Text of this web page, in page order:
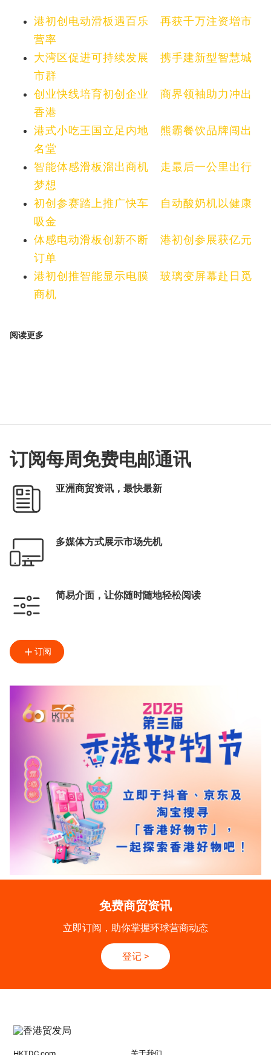
港初创电动滑板遇百乐 再获千万注资增市
营率
大湾区促进可持续发展 携手建新型智慧城
市群
创业快线培育初创企业 商界领袖助力冲出
香港
港式小吃王国立足内地 熊霸餐饮品牌闯出
名堂
智能体感滑板溜出商机 走最后一公里出行
梦想
初创参赛踏上推广快车 自动酸奶机以健康
吸金
体感电动滑板创新不断 港初创参展获亿元
订单
港初创推智能显示电膜 玻璃变屏幕赴日觅
商机
阅读更多
订阅每周免费电邮通讯
亚洲商贸资讯，最快最新
多媒体方式展示市场先机
简易介面，让你随时随地轻松阅读
订阅
免费商贸资讯
立即订阅，助你掌握环球营商动态
登记 >